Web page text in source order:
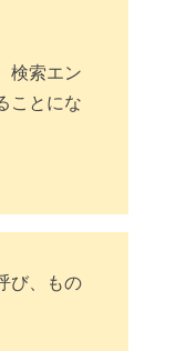
検索エン
ことにな